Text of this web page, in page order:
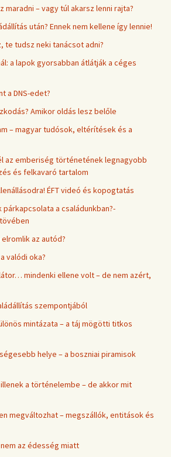
maradni – vagy túl akarsz lenni rajta?
után? Ennek nem kellene így lennie!
te tudsz neki tanácsot adni?
a lapok gyorsabban átlátják a céges
a DNS-edet?
Amikor oldás lesz belőle
– magyar tudósok, eltérítések és a
az emberiség történetének legnagyobb
és felkavaró tartalom
ÉFT videó és kopogtatás
a családunkban?-
az autód?
valódi oka?
mindenki ellene volt – de nem azért,
szempontjából
mintázata – a táj mögötti titkos
helye – a boszniai piramisok
a történelembe – de akkor mit
megváltozhat – megszállók, entitások és
az édesség miatt